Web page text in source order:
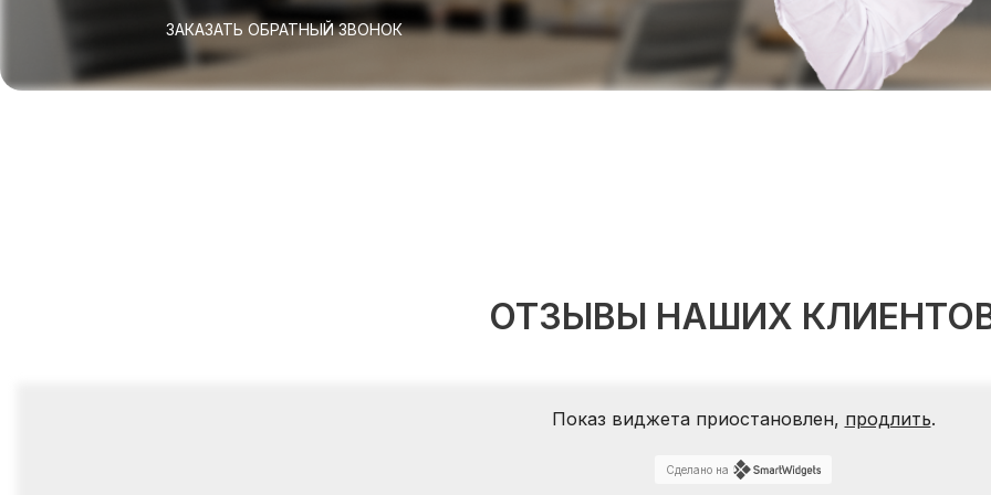
ЗАКАЗАТЬ ОБРАТНЫЙ ЗВОНОК
ОТЗЫВЫ НАШИХ
Показ виджета приостановлен, продлить.
Сделано на